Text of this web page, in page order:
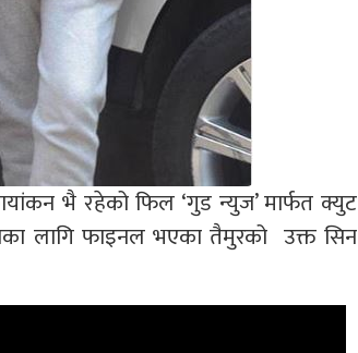
भै रहेको फिल ‘गुड न्युज’ मार्फत क्युट
लागि फाइनल भएका तैमुरको उक्त सिन